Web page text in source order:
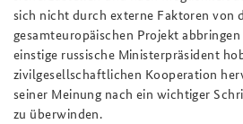
sich nicht durch externe Faktoren von
gesamteuropäischen Projekt
einstige russische Ministerpräsident
zivilgesellschaftlichen Kooperation
seiner Meinung nach ein wichtiger
zu überwinden.